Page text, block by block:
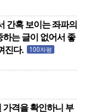
간혹 보이는 좌파의
는 글이 없어서 좋
진다.
100자평
격을 확인하니 부